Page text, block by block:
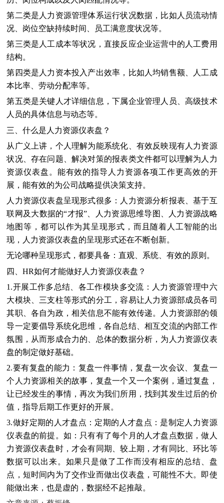
第二类是人力资源管理体系运行状况数据，比如人员流动情
况、岗位空缺持续时间、员工满意度状况等。
第三类是人工成本等状况，直接反应企业运营中的人工费用
结构。
第四类是人力资本投入产出效率，比如人均销售额、人工成
本比率、劳动分配率等。
第五类是关键人才详细信息，下属企业管理人员、高级技术
人员的具体信息与动态等。
三、什么是人力资源仪表盘？
从广义上讲，个人理解为能系统化、有效反映现有人力资源
状况、存在问题、解决对策的报表类文件都可以理解为人力
资源仪表盘。能有效的指导人力资源各项工作更高效的开
展，能有效的为公司战略提供决策支持。
人力资源仪表盘呈现形式很多：人力资源分析报表、基于互
联网及大数据的“才报”、人力资源思维导图、人力资源战略
地图等，都可以作为其呈现形式，而且随着人工智能的出
现，人力资源仪表盘的呈现形式还在不断创新。
无论哪种呈现形式，都要具备：直观、系统、有效的原则。
四、HR如何才能做好人力资源仪表盘？
1.开展工作多总结、各工作模块多交流：人力资源管理中六
大模块、三支柱等形式的分工，容易让人力资源部成员各司
其职、各自为政，相关信息不能有效传递。人力资源部的领
导一定要倡导系统化思维，各自总结、相互交流的内部工作
氛围，从而形成合力的、总体的数据分析，为人力资源仪表
盘的制定做好基础。
2.要有复盘的能力：复盘一件事情，复盘一次会议、复盘一
个人力资源相关的故事，复盘一个又一个案例，通过复盘，
让已经发生的事情，再次为我们所用，找到其发生过后的价
值，指导后期工作更好的开展。
3.做好定期的人才盘点：定期的人才盘点：是制定人力资源
仪表盘的前提。如：只有有了每个月的人才盘点数据，做人
力资源仪表盘时，才会有同期、较上期，才有同比、环比等
数据可以出来。如果只是做了工作而没有相应的总结、盘
点，短时间内为了交作业而做出仪表盘，可能性不大。即使
能做出来，也是虚的，数据经不起推敲。